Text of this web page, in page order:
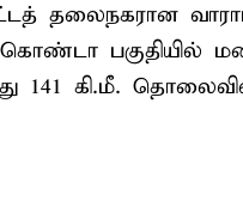
தலைநகரான
பகுதியில்
141 கி.மீ.